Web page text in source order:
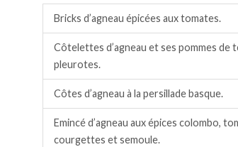
Bricks d’agneau épicées aux tomates.
Côtelettes d’agneau et ses pommes de
pleurotes.
Côtes d’agneau à la persillade basque.
Emincé d’agneau aux épices colombo,
courgettes et semoule.